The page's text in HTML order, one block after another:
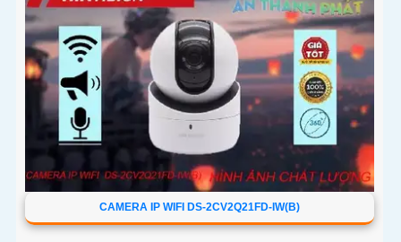
CAMERA IP WIFI DS-2CV2Q21FD-IW(B)